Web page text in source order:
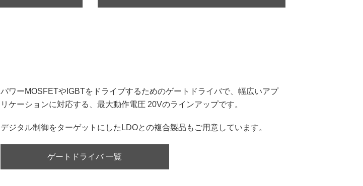
パワーMOSFETやIGBTをドライブするためのゲートドライバで、幅広いアプ
リケーションに対応する、最大動作電圧 20Vのラインアップです。
デジタル制御をターゲットにしたLDOとの複合製品もご用意しています。
ゲートドライバ 一覧